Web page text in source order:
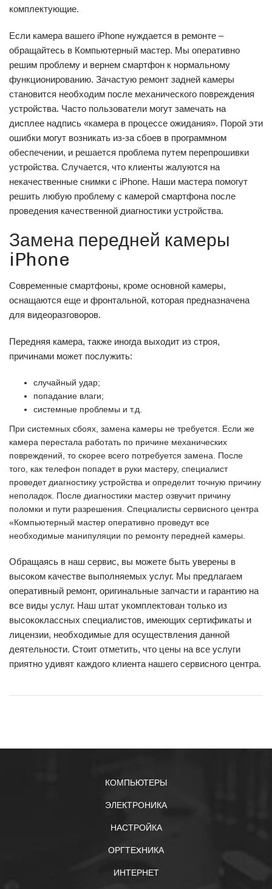
комплектующие.
Если камера вашего iPhone нуждается в ремонте –
обращайтесь в Компьютерный мастер. Мы оперативно
решим проблему и вернем смартфон к нормальному
функционированию. Зачастую ремонт задней камеры
становится необходим после механического повреждения
устройства. Часто пользователи могут замечать на
дисплее надпись «камера в процессе ожидания». Порой эти
ошибки могут возникать из-за сбоев в программном
обеспечении, и решается проблема путем перепрошивки
устройства. Случается, что клиенты жалуются на
некачественные снимки с iPhone. Наши мастера помогут
решить любую проблему с камерой смартфона после
проведения качественной диагностики устройства.
Замена передней камеры
iPhone
Современные смартфоны, кроме основной камеры,
оснащаются еще и фронтальной, которая предназначена
для видеоразговоров.
Передняя камера, также иногда выходит из строя,
причинами может послужить:
случайный удар;
попадание влаги;
системные проблемы и т.д.
При системных сбоях, замена камеры не требуется. Если же
камера перестала работать по причине механических
повреждений, то скорее всего потребуется замена. После
того, как телефон попадет в руки мастеру, специалист
проведет диагностику устройства и определит точную причину
неполадок. После диагностики мастер озвучит причину
поломки и пути разрешения. Специалисты сервисного центра
«Компьютерный мастер оперативно проведут все
необходимые манипуляции по ремонту передней камеры.
Обращаясь в наш сервис, вы можете быть уверены в
высоком качестве выполняемых услуг. Мы предлагаем
оперативный ремонт, оригинальные запчасти и гарантию на
все виды услуг. Наш штат укомплектован только из
высококлассных специалистов, имеющих сертификаты и
лицензии, необходимые для осуществления данной
деятельности. Стоит отметить, что цены на все услуги
приятно удивят каждого клиента нашего сервисного центра.
КОМПЬЮТЕРЫ
ЭЛЕКТРОНИКА
НАСТРОЙКА
ОРГТЕXНИКА
ИНТЕРНЕТ